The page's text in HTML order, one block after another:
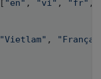
[ "en" , "vi" , "fr" ,
"Vietlam" ,